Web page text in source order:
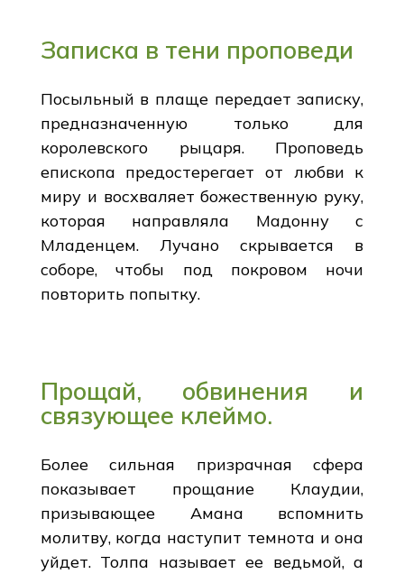
Записка в тени проповеди
Посыльный в плаще передает записку,
предназначенную только для
королевского рыцаря. Проповедь
епископа предостерегает от любви к
миру и восхваляет божественную руку,
которая направляла Мадонну с
Младенцем. Лучано скрывается в
соборе, чтобы под покровом ночи
повторить попытку.
Прощай, обвинения и
связующее клеймо.
Более сильная призрачная сфера
показывает прощание Клаудии,
призывающее Амана вспомнить
молитву, когда наступит темнота и она
уйдет. Толпа называет ее ведьмой, а